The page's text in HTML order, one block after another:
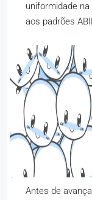
uniformidade
aos padrões
Antes de